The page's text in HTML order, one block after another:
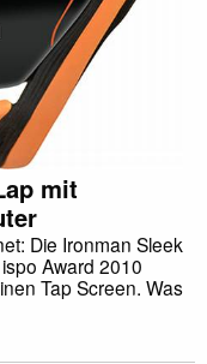
mit
Die Ironman Sleek
Award 2010
Tap Screen. Was